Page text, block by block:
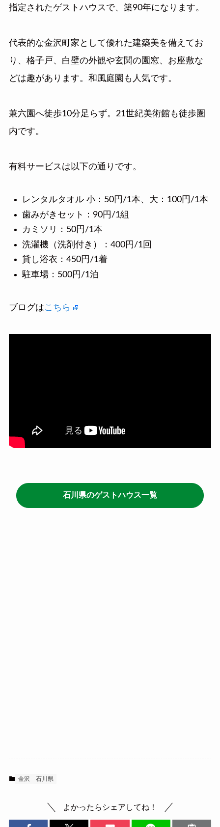
指定されたゲストハウスで、築90年になります。
代表的な金沢町家として優れた建築美を備えてお
り、格子戸、白壁の外観や玄関の園窓、お座敷な
どは趣があります。和風庭園も人気です。
兼六園へ徒歩10分足らず。21世紀美術館も徒歩圏
内です。
有料サービスは以下の通りです。
レンタルタオル 小：50円/1本、大：100円/1本
歯みがきセット：90円/1組
カミソリ：50円/1本
洗濯機（洗剤付き）：400円/1回
貸し浴衣：450円/1着
駐車場：500円/1泊
ブログはこちら
石川県のゲストハウス一覧
金沢 石川県
よかったらシェアしてね！